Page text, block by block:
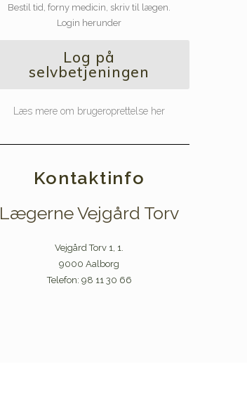
Bestil tid, forny medicin, skriv til lægen.
Login herunder
Log på
selvbetjeningen
Læs mere om brugeroprettelse her
Kontaktinfo
Lægerne Vejgård Torv
Vejgård Torv 1, 1.
9000 Aalborg
Telefon: 98 11 30 66